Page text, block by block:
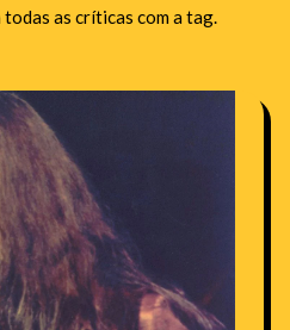
as críticas com a tag.